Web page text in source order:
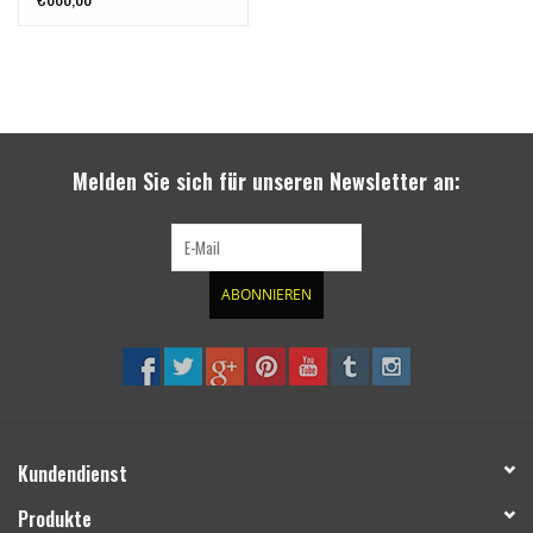
Melden Sie sich für unseren Newsletter an:
ABONNIEREN
Kundendienst
Produkte